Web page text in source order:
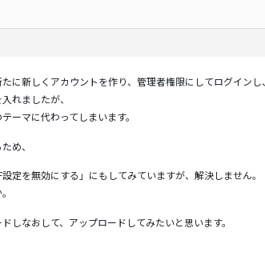
に新しくアカウントを作り、管理者権限にしてログインし
れましたが、
ーマに代わってしまいます。
め、
定を無効にする」にもしてみていますが、解決しません。
しなおして、アップロードしてみたいと思います。